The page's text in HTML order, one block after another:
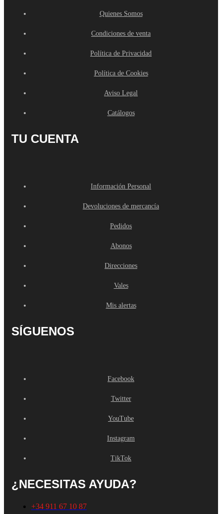
Quienes Somos
Condiciones de venta
Política de Privacidad
Política de Cookies
Aviso Legal
Catálogos
TU CUENTA
Información Personal
Devoluciones de mercancía
Pedidos
Abonos
Direcciones
Vales
Mis alertas
SÍGUENOS
Facebook
Twitter
YouTube
Instagram
TikTok
¿NECESITAS AYUDA?
+34 911 67 10 87